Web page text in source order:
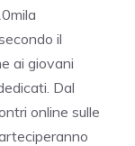
il
ai giovani
Dal
online sulle